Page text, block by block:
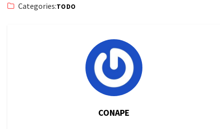
Categories:TODO
CONAPE